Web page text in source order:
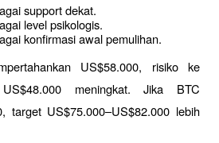
support dekat.
level psikologis.
konfirmasi awal pemulihan.
US$58.000, risiko ke
meningkat. Jika BTC
target US$75.000–US$82.000 lebih